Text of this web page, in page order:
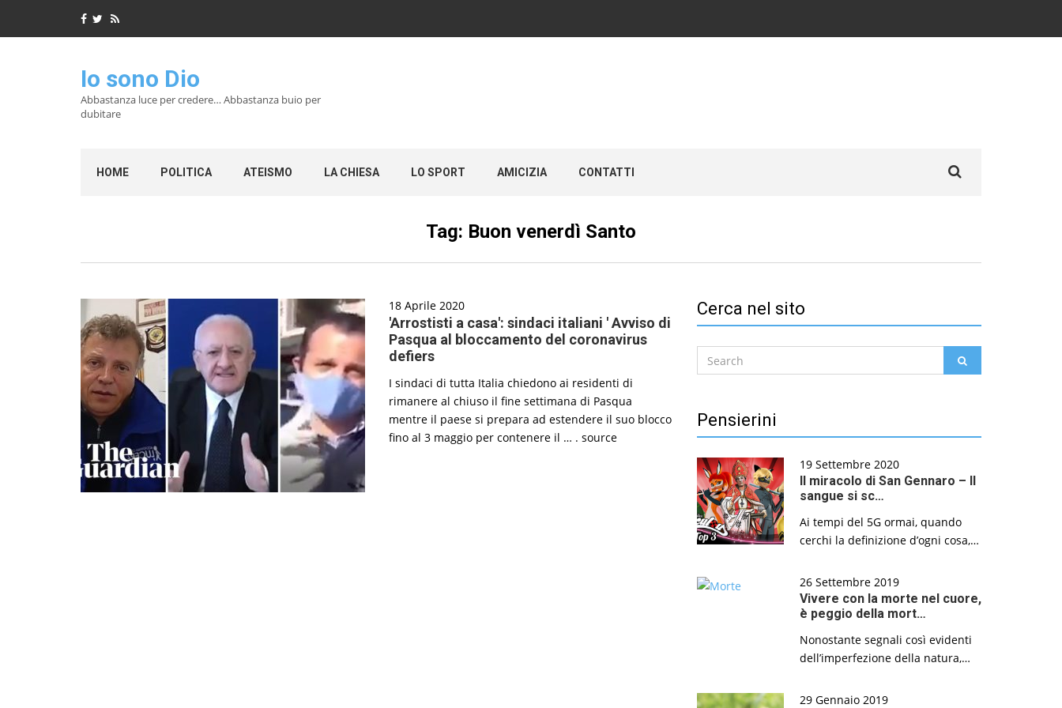
Io sono Dio
Abbastanza luce per credere… Abbastanza buio per
dubitare
HOME POLITICA ATEISMO LA CHIESA LO SPORT AMICIZIA CONTATTI
for:
Tag: Buon venerdì Santo
18 Aprile 2020
'Arrostisti a casa': sindaci italiani ' Avviso di
Pasqua al bloccamento del coronavirus
defiers
I sindaci di tutta Italia chiedono ai residenti di
rimanere al chiuso il fine settimana di Pasqua
mentre il paese si prepara ad estendere il suo blocco
fino al 3 maggio per contenere il … . source
Cerca nel sito
Search
for:
Pensierini
19 Settembre 2020
Il miracolo di San Gennaro – Il
sangue si sc…
Ai tempi del 5G ormai, quando
cerchi la definizione d’ogni cosa,…
26 Settembre 2019
Vivere con la morte nel cuore,
è peggio della mort…
Nonostante segnali così evidenti
dell’imperfezione della natura,…
29 Gennaio 2019